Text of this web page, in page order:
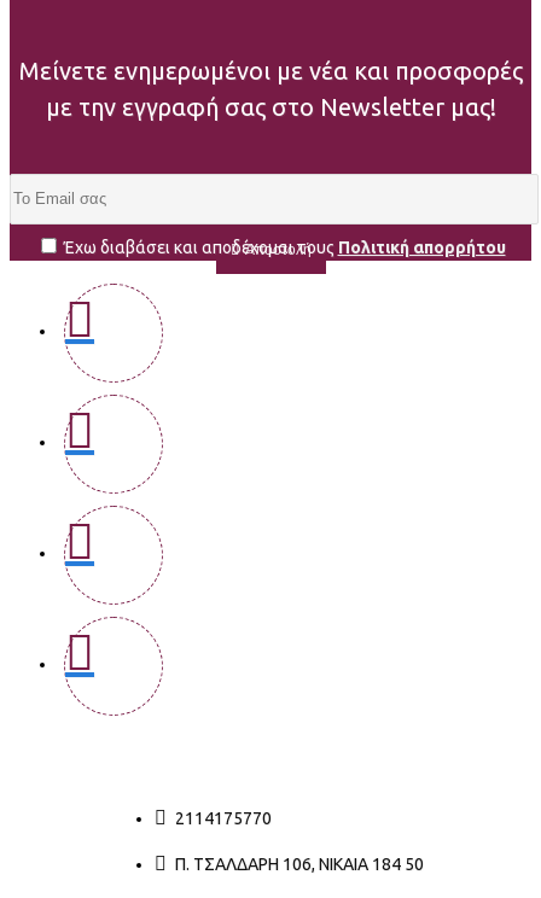
Μείνετε ενημερωμένοι με νέα και προσφορές
με την εγγραφή σας στο Newsletter μας!
Αποστολή
Έχω διαβάσει και αποδέχομαι τους Πολιτική απορρήτου
2114175770
Π. ΤΣΑΛΔΆΡΗ 106, ΝΊΚΑΙΑ 184 50